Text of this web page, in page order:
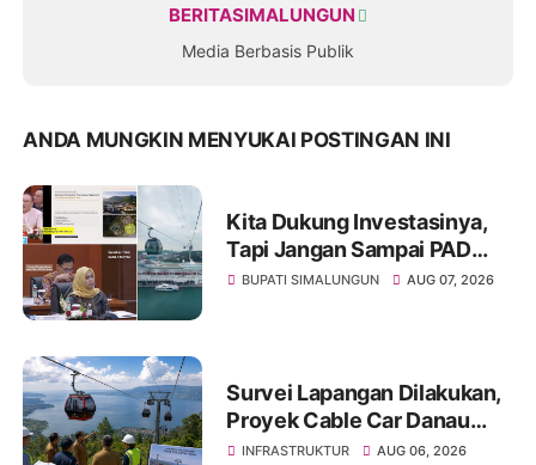
BERITASIMALUNGUN
Media Berbasis Publik
ANDA MUNGKIN MENYUKAI POSTINGAN INI
Kita Dukung Investasinya,
Tapi Jangan Sampai PAD
Simalungun yang Jadi
BUPATI SIMALUNGUN AUG 07, 2026
Survei Lapangan Dilakukan,
Proyek Cable Car Danau
Toba Masih Terkendala
INFRASTRUKTUR AUG 06, 2026